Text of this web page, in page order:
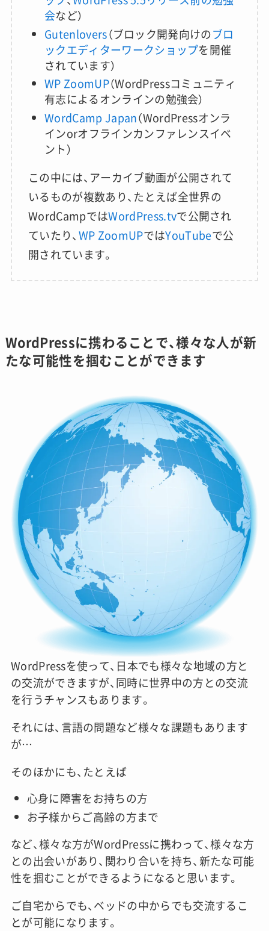
会など）
Gutenlovers（ブロック開発向けのブロ
ックエディターワークショップを開催
されています）
WP ZoomUP（WordPressコミュニティ
有志によるオンラインの勉強会）
WordCamp Japan（WordPressオンラ
インorオフラインカンファレンスイベ
ント）
この中には、アーカイブ動画が公開されて
いるものが複数あり、たとえば全世界の
WordCampではWordPress.tvで公開され
ていたり、WP ZoomUPではYouTubeで公
開されています。
WordPressに携わることで、様々な人が新
たな可能性を掴むことができます
WordPressを使って、日本でも様々な地域の方と
の交流ができますが、同時に世界中の方との交流
を行うチャンスもあります。
それには、言語の問題など様々な課題もあります
が…
そのほかにも、たとえば
心身に障害をお持ちの方
お子様からご高齢の方まで
など、様々な方がWordPressに携わって、様々な方
との出会いがあり、関わり合いを持ち、新たな可能
性を掴むことができるようになると思います。
ご自宅からでも、ベッドの中からでも交流するこ
とが可能になります。